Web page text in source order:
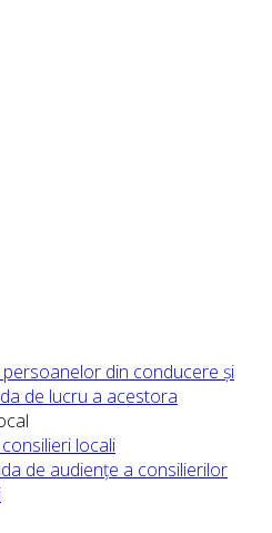
persoanelor din conducere şi
de lucru a acestora
locali
de audiențe a consilierilor